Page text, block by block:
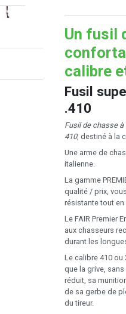
Un fusil
calibre
Fusil
.410
Fusil de chasse à
410, destiné à la
Une arme de
italienne.
La gamme
qualité / prix,
résistante tout
Le FAIR Premier
aux chasseurs
durant les
Le calibre 410 ou
que la grive,
réduit, sa
de sa gerbe de
du tireur.